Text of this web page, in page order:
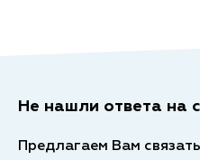
Не нашли ответа на
Предлагаем Вам